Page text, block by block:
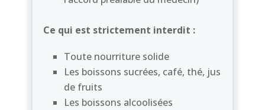
Ce qui est strictement interdit :
Toute nourriture solide
Les boissons sucrées, café, thé, jus
de fruits
Les boissons alcoolisées